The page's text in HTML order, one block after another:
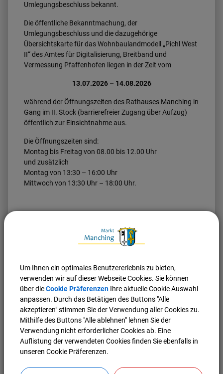
Umlegungsbeschluss bekannt.
Die öffentliche Bekanntmachung, der
Umlegungsbeschluss und die dazugehörige
Übersichtskarte für das Wohnbaulandmodell „Pichl West
II“ des Amtes für Digitalisierung, Breitband und
Vermessung Pfaffenhofen liegen in der Zeit vom
13.07.2026 – 14.08.2026
während der Öffnungszeiten des Rathauses Manching in
Gang im II. Stock (barrierefreier Zugang über Aufzug)
öffentlich zur Einsichtnahme aus.
Die Öffnungszeiten sind:
Montag bis Freitag von 08.00 bis 12.00 Uhr
und zusätzlich
Montag von 13:30 – 16:00 Uhr
Mittwoch von 13:30 Uhr – 18:00 Uhr.
(558,07 KB)
Bekanntmachung des Amtes für
Digitalisierung, Breitband und Vermessung
Pfaffenhofen a. d. Ilm vom 23.06.2026 des
Umlegungsbeschlusses „Pichl West II“
Um Ihnen ein optimales Benutzererlebnis zu bieten,
verwenden wir auf dieser Webseite Cookies. Sie können
über dieCookie Präferenzen Ihre aktuelle Cookie Auswahl
anpassen. Durch das Betätigen des Buttons "Alle
akzeptieren" stimmen Sie der Verwendung aller Cookies zu.
Mithilfe des Buttons "Alle ablehnen" lehnen Sie der
Verwendung nicht erforderlicher Cookies ab. Eine
Auflistung der verwendeten Cookies finden Sie ebenfalls in
unseren Cookie Präferenzen.